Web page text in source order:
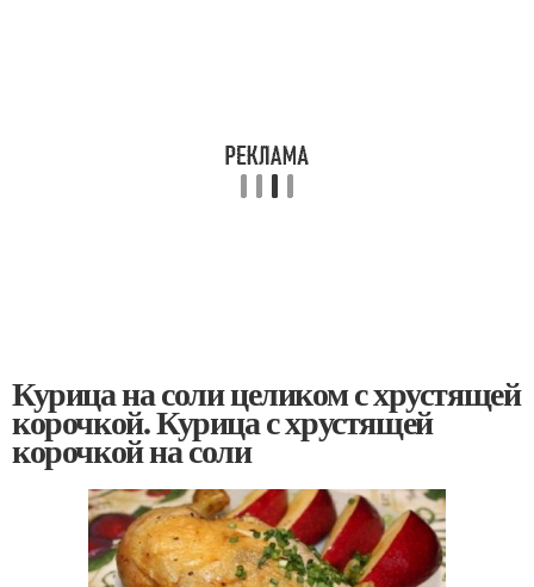
Курица на соли целиком с хрустящей
корочкой. Курица с хрустящей
корочкой на соли